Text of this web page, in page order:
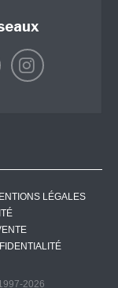
LÉGALES
2026